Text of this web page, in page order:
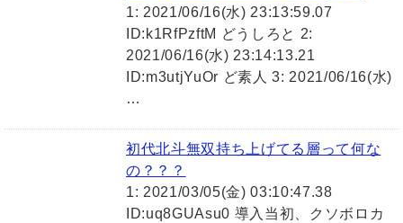
1: 2021/06/16(水) 23:13:59.07
ID:k1RfPzftM どうしろと 2:
2021/06/16(水) 23:14:13.21
ID:m3utjYuOr ど素人 3: 2021/06/16(水)
…
初代北斗無双持ち上げてる層って何な
の？？？
1: 2021/03/05(金) 03:10:47.38
ID:uq8GUAsu0 導入当初、クソボロカ